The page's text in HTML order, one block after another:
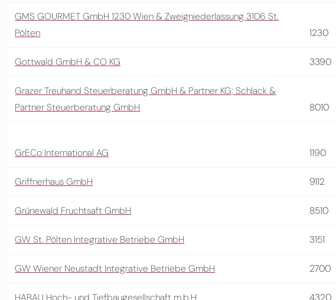
GMS GOURMET GmbH 1230 Wien & Zweigniederlassung 3106 St.
Pölten
1230
Gottwald GmbH & CO KG 3390
Grazer Treuhand Steuerberatung GmbH & Partner KG; Schlack &
Partner Steuerberatung GmbH
8010
GrECo International AG 1190
Griffnerhaus GmbH 9112
Grünewald Fruchtsaft GmbH 8510
GW St. Pölten Integrative Betriebe GmbH 3151
GW Wiener Neustadt Integrative Betriebe GmbH 2700
HABAU Hoch- und Tiefbaugesellschaft m.b.H. 4320